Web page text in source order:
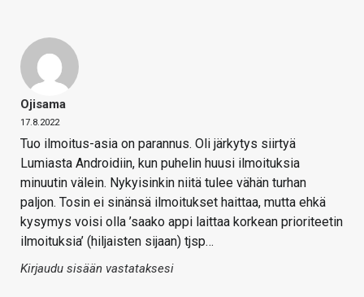
Ojisama
17.8.2022
Tuo ilmoitus-asia on parannus. Oli järkytys siirtyä
Lumiasta Androidiin, kun puhelin huusi ilmoituksia
minuutin välein. Nykyisinkin niitä tulee vähän turhan
paljon. Tosin ei sinänsä ilmoitukset haittaa, mutta ehkä
kysymys voisi olla ’saako appi laittaa korkean prioriteetin
ilmoituksia’ (hiljaisten sijaan) tjsp…
Kirjaudu sisään vastataksesi